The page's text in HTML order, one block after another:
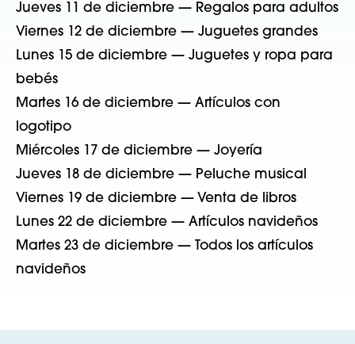
Jueves 11 de diciembre — Regalos para adultos
Viernes 12 de diciembre — Juguetes grandes
Lunes 15 de diciembre — Juguetes y ropa para
bebés
Martes 16 de diciembre — Artículos con
logotipo
Miércoles 17 de diciembre — Joyería
Jueves 18 de diciembre — Peluche musical
Viernes 19 de diciembre — Venta de libros
Lunes 22 de diciembre — Artículos navideños
Martes 23 de diciembre — Todos los artículos
navideños